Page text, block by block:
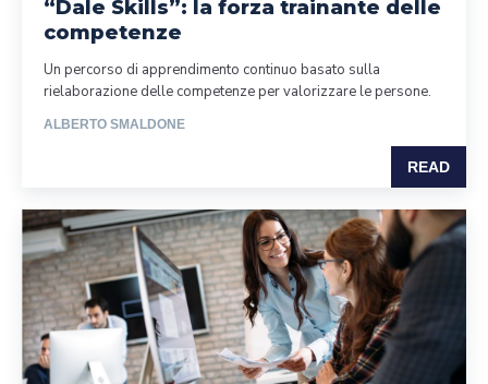
“Dale Skills”: la forza trainante delle
competenze
Un percorso di apprendimento continuo basato sulla
rielaborazione delle competenze per valorizzare le persone.
ALBERTO SMALDONE
READ